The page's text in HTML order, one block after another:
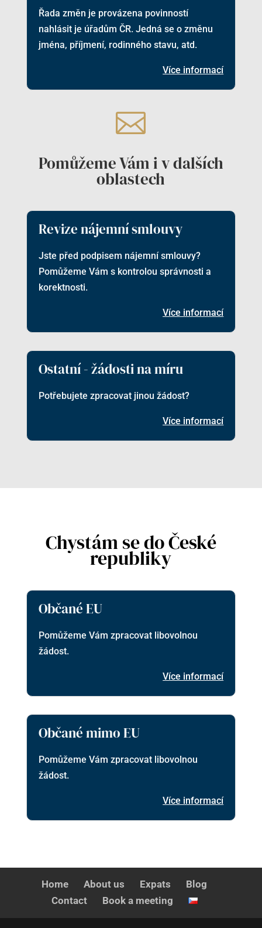
Řada změn je provázena povinností
nahlásit je úřadům ČR. Jedná se o změnu
jména, příjmení, rodinného stavu, atd.
Více informací

Pomůžeme Vám i v dalších
oblastech
Revize nájemní smlouvy
Jste před podpisem nájemní smlouvy?
Pomůžeme Vám s kontrolou správnosti a
korektnosti.
Více informací
Ostatní - žádosti na míru
Potřebujete zpracovat jinou žádost?
Více informací
Chystám se do České
republiky
Občané EU
Pomůžeme Vám zpracovat libovolnou
žádost.
Více informací
Občané mimo EU
Pomůžeme Vám zpracovat libovolnou
žádost.
Více informací
Home About us Expats
Blog
Contact
Book a meeting